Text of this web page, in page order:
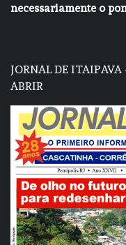
necessariamente o
JORNAL DE ITAIPAVA
ABRIR